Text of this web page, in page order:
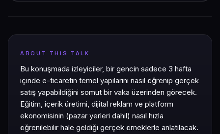
ABOUT THIS TALK
Bu konuşmada izleyiciler, bir gencin sadece 3 hafta
içinde e-ticaretin temel yapılarını nasıl öğrenip gerçek
satış yapabildiğini somut bir vaka üzerinden görecek.
Eğitim, içerik üretimi, dijital reklam ve platform
ekonomisinin (pazar yerleri dahil) nasıl hızla
öğrenilebilir hale geldiği gerçek örneklerle anlatılacak.